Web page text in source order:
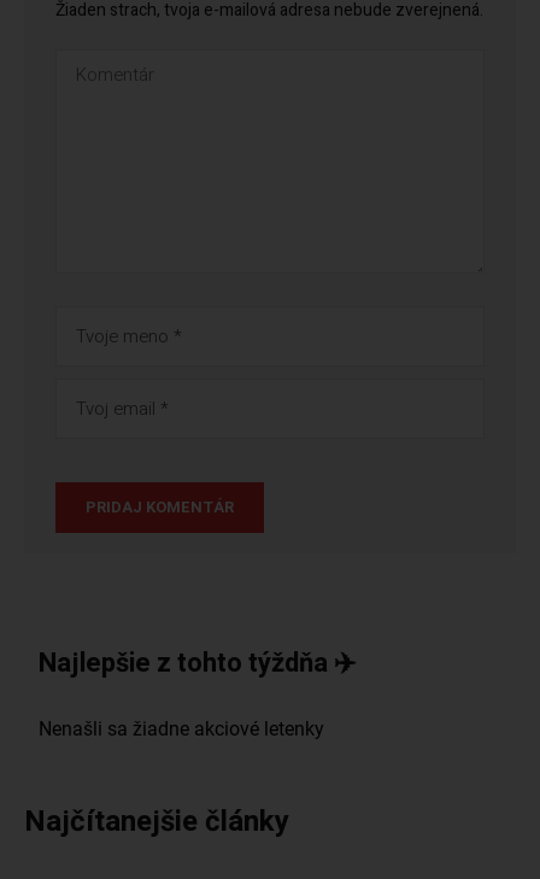
Žiaden strach, tvoja e-mailová adresa nebude zverejnená.
Najlepšie z tohto týždňa ✈️
Najčítanejšie články